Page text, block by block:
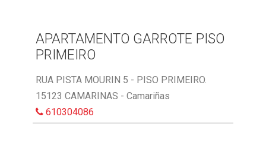
APARTAMENTO GARROTE PISO
PRIMEIRO
RUA PISTA MOURIN 5 - PISO PRIMEIRO.
15123 CAMARINAS - Camariñas
610304086